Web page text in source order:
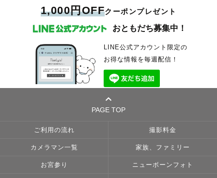
1,000円OFFクーポンプレゼント
おともだち募集中！
LINE公式アカウント限定の
お得な情報を毎週配信！
PAGE TOP
ご利用の流れ 撮影料金
カメラマン一覧 家族、ファミリー
お宮参り ニューボーンフォト